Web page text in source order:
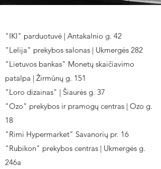
"IKI" parduotuvė | Antakalnio g. 42
"Lelija" prekybos salonas | Ukmergės 282
"Lietuvos bankas" Monetų skaičiavimo
patalpa | Žirmūnų g. 151
"Loro dizainas" | Šiaurės g. 37
"Ozo" prekybos ir pramogų centras | Ozo g.
18
"Rimi Hypermarket" Savanorių pr. 16
"Rubikon" prekybos centras | Ukmergės g.
246a